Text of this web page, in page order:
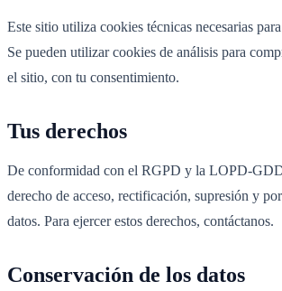
Este sitio utiliza cookies técnicas necesarias
Se pueden utilizar cookies de análisis para
el sitio, con tu consentimiento.
Tus derechos
De conformidad con el RGPD y la LOPD-
derecho de acceso, rectificación, supresión y
datos. Para ejercer estos derechos, contáctanos.
Conservación de los datos